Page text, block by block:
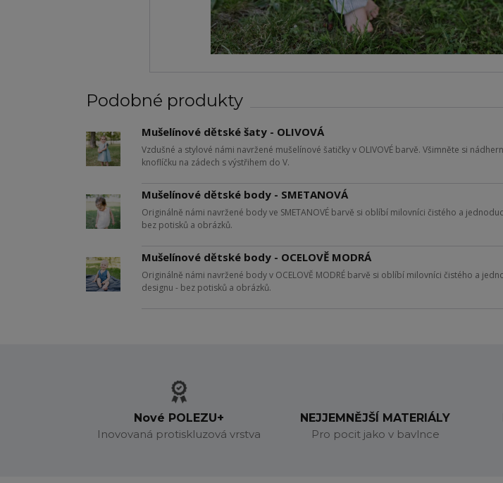
Podobné produkty
Mušelínové dětské šaty - OLIVOVÁ
Vzdušné a stylové námi navržené mušelínové šatičky v OLIVOVÉ barvě. Všimněte si
knoflíčku na zádech s výstřihem do V.
Mušelínové dětské body - SMETANOVÁ
Originálně námi navržené body ve SMETANOVÉ barvě si oblíbí milovníci čistého a
bez potisků a obrázků.
Mušelínové dětské body - OCELOVĚ MODRÁ
Originálně námi navržené body v OCELOVĚ MODRÉ barvě si oblíbí milovníci čistého a
designu - bez potisků a obrázků.
Nové POLEZU+
Inovovaná protiskluzová vrstva
NEJJEMNĚJŠÍ MATERIÁLY
Pro pocit jako v bavlnce